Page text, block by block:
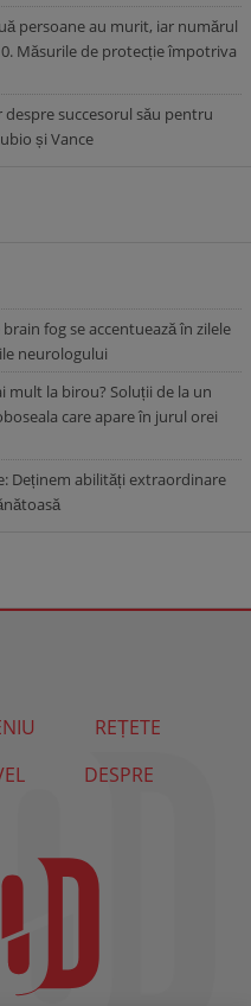
persoane au murit, iar numărul
Măsurile de protecție împotriva
succesorul său pentru
și Vance
fog se accentuează în zilele
neurologului
mult la birou? Soluții de la un
care apare în jurul orei
Deținem abilități extraordinare
REȚETE
DESPRE